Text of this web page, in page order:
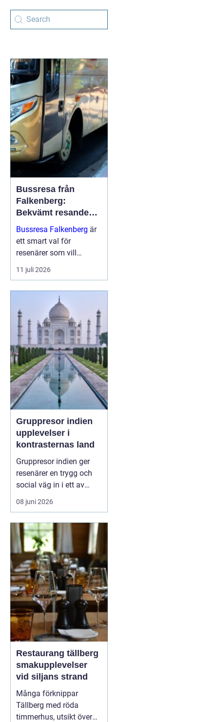
Bussresa från
Falkenberg:
Bekvämt resande
och upplevelser
längs vägen
Bussresa Falkenberg är
ett smart val för
resenärer som vill
kombinera enkel logistik,
prisvärda lösningar och
11 juli 2026
Gruppresor indien
upplevelser i
kontrasternas land
Gruppresor indien ger
resenärer en trygg och
social väg in i ett av
världens mest färgstarka
länder. Landet bjuder på
heliga platser och
myllrande städer, mellan
snöklädda bergstoppar
och tropiska stränder.
Med en erfaren res...
08 juni 2026
Restaurang tällberg
smakupplevelser
vid siljans strand
Många förknippar
Tällberg med röda
timmerhus, utsikt över